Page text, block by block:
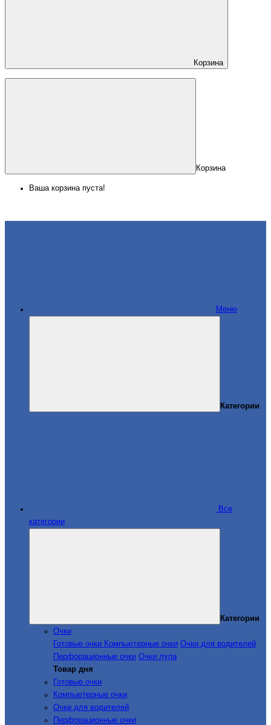
Корзина
Корзина
Ваша корзина пуста!
Меню
Категории
Все
категории
Категории
Очки
Готовые очки Компьютерные очки Очки для водителей
Перфорационные очки Очки лупа
Товар дня
Готовые очки
Компьютерные очки
Очки для водителей
Перфорационные очки